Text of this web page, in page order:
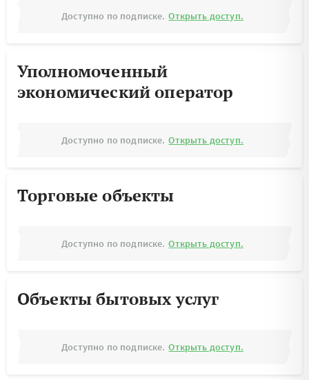
Доступно по подписке. Открыть доступ.
Уполномоченный
экономический оператор
Доступно по подписке. Открыть доступ.
Торговые объекты
Доступно по подписке. Открыть доступ.
Объекты бытовых услуг
Доступно по подписке. Открыть доступ.